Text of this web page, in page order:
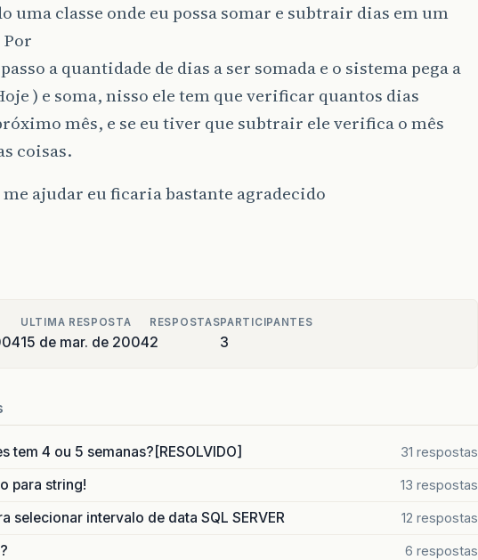
uma classe onde eu possa somar e subtrair dias em um
a quantidade de dias a ser somada e o sistema pega a
) e soma, nisso ele tem que verificar quantos dias
mês, e se eu tiver que subtrair ele verifica o mês
coisas.
ajudar eu ficaria bastante agradecido
ULTIMA RESPOSTA
15 de mar. de 2004
RESPOSTAS
2
PARTICIPANTES
3
tem 4 ou 5 semanas?[RESOLVIDO] 31 respostas
para string! 13 respostas
selecionar intervalo de data SQL SERVER 12 respostas
6 respostas